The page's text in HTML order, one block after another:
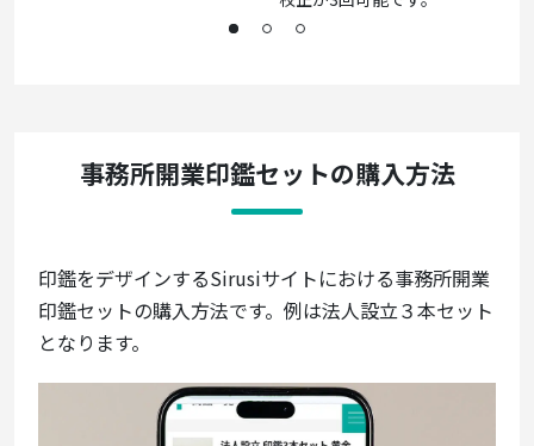
事務所開業印鑑セットの購入方法
印鑑をデザインするSirusiサイトにおける事務所開業
印鑑セットの購入方法です。例は法人設立３本セット
となります。